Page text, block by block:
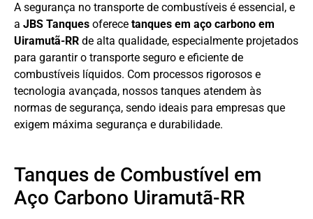
A segurança no transporte de combustíveis é essencial, e
a JBS Tanques oferece tanques em aço carbono em
Uiramutã-RR de alta qualidade, especialmente projetados
para garantir o transporte seguro e eficiente de
combustíveis líquidos. Com processos rigorosos e
tecnologia avançada, nossos tanques atendem às
normas de segurança, sendo ideais para empresas que
exigem máxima segurança e durabilidade.
Tanques de Combustível em
Aço Carbono Uiramutã-RR